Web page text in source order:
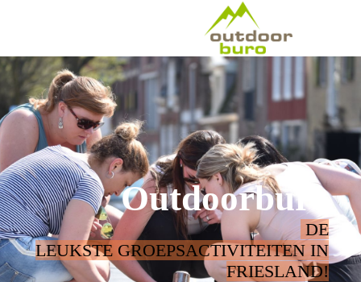
Outdoorburo
DE
LEUKSTE GROEPSACTIVITEITEN IN
FRIESLAND!